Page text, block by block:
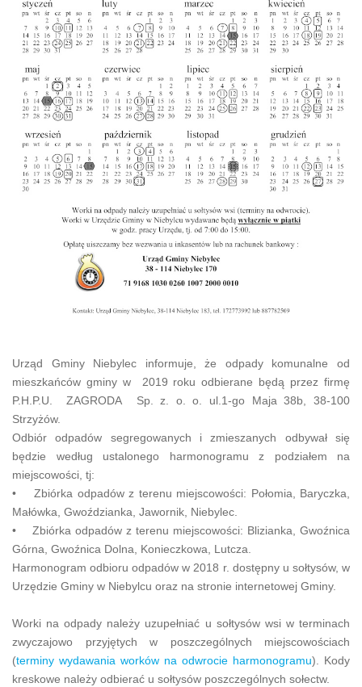
Urząd Gminy Niebylec informuje, że odpady komunalne od
mieszkańców gminy w 2019 roku odbierane będą przez firmę
P.H.P.U. ZAGRODA Sp. z. o. o. ul.1-go Maja 38b, 38-100
Strzyżów.
Odbiór odpadów segregowanych i zmieszanych odbywał się
będzie według ustalonego harmonogramu z podziałem na
miejscowości, tj:
• Zbiórka odpadów z terenu miejscowości: Połomia, Baryczka,
Małówka, Gwoździanka, Jawornik, Niebylec.
• Zbiórka odpadów z terenu miejscowości: Blizianka, Gwoźnica
Górna, Gwoźnica Dolna, Konieczkowa, Lutcza.
Harmonogram odbioru odpadów w 2018 r. dostępny u sołtysów, w
Urzędzie Gminy w Niebylcu oraz na stronie internetowej Gminy.
Worki na odpady należy uzupełniać u sołtysów wsi w terminach
zwyczajowo przyjętych w poszczególnych miejscowościach
(terminy wydawania worków na odwrocie harmonogramu). Kody
kreskowe należy odbierać u sołtysów poszczególnych sołectw.